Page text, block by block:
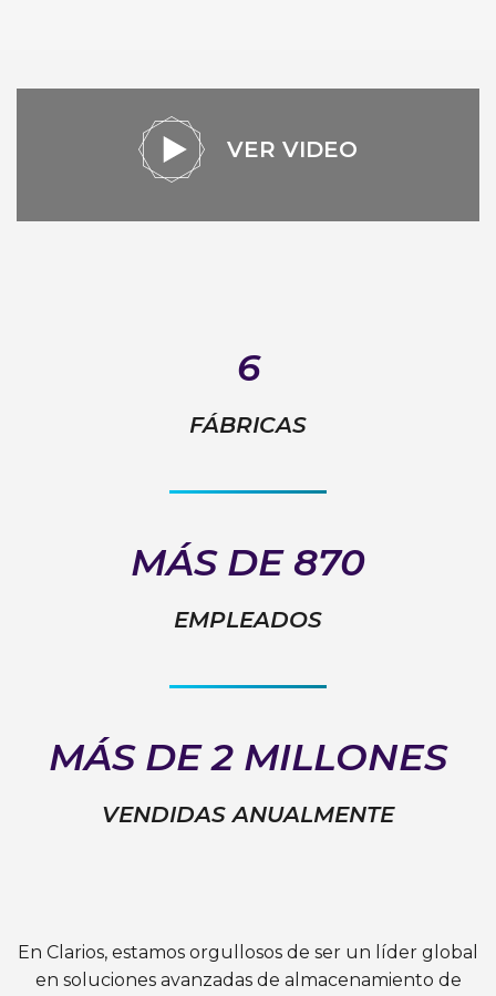
VER VIDEO
6
FÁBRICAS
MÁS DE 870
EMPLEADOS
MÁS DE 2 MILLONES
VENDIDAS ANUALMENTE
En Clarios, estamos orgullosos de ser un líder global
en soluciones avanzadas de almacenamiento de